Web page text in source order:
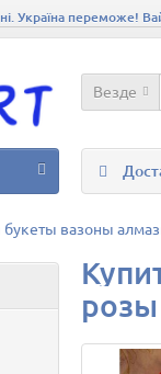
Україна переможе!
Везде
вазоны
розы